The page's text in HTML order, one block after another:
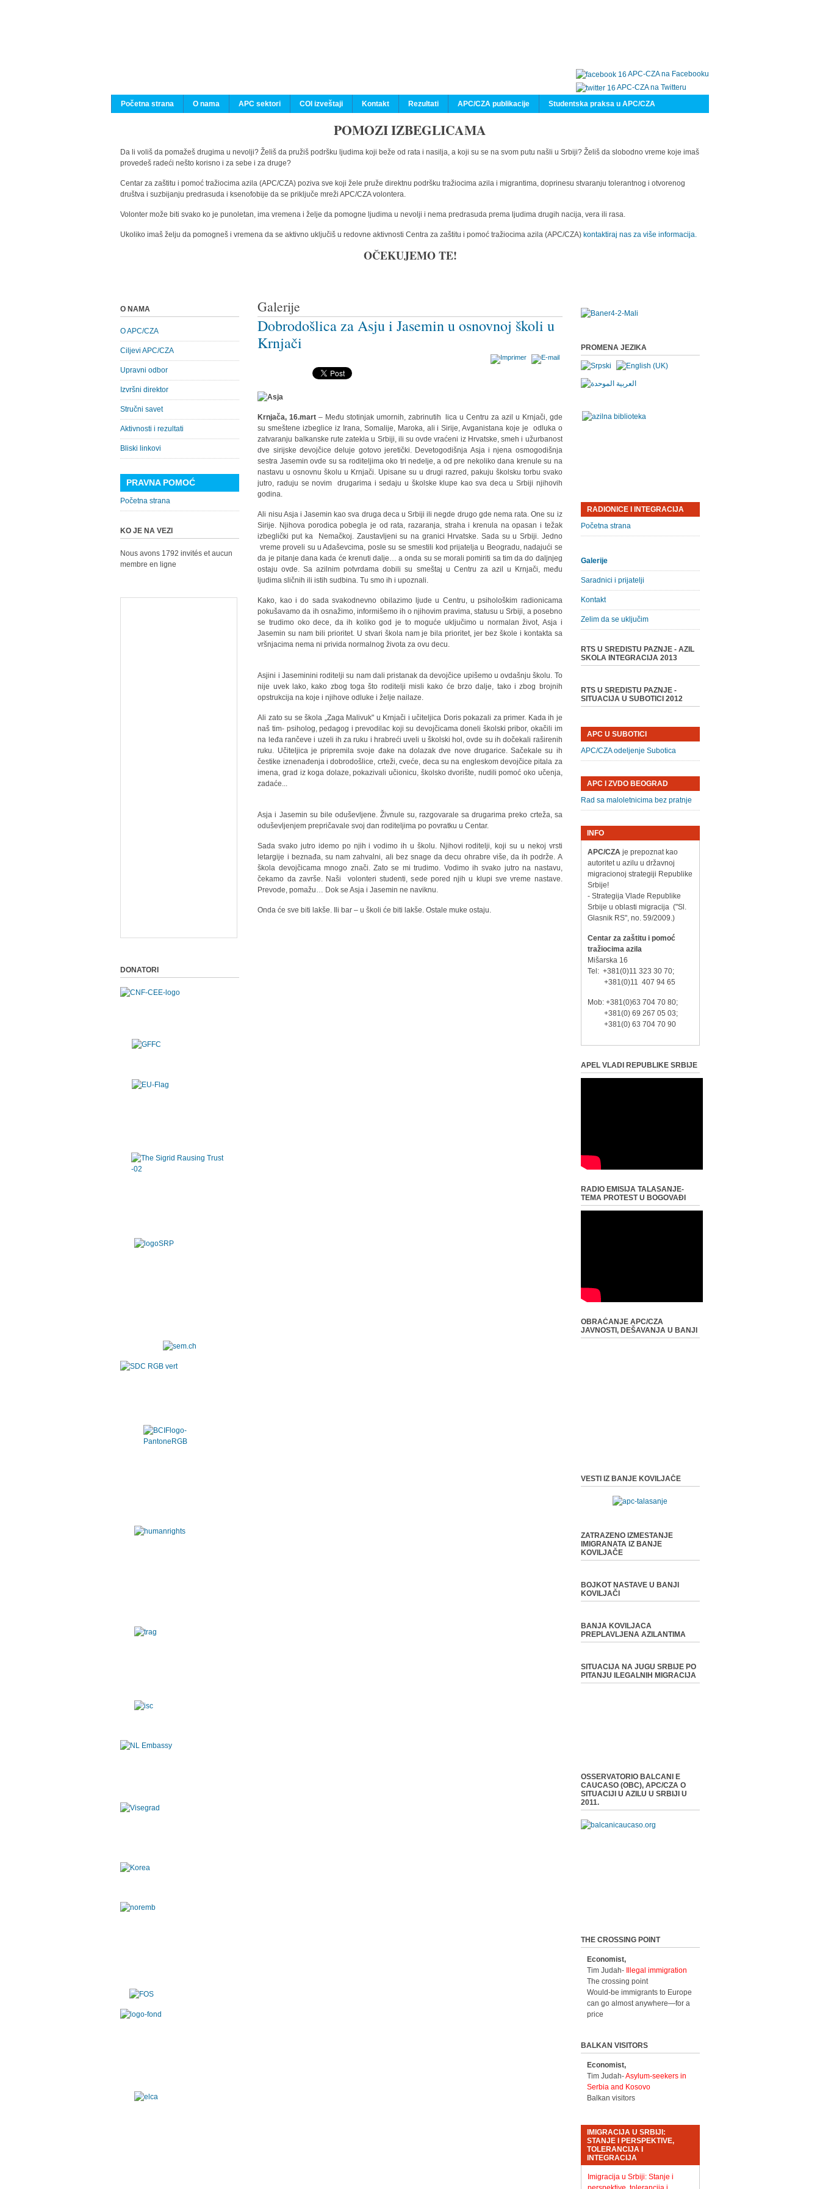
APC-CZA na Facebooku
APC-CZA na Twitteru
Početna strana
O nama APC sektori COI izveštaji Kontakt Rezultati APC/CZA publikacije Studentska praksa u APC/CZA
POMOZI IZBEGLICAMA
Da li voliš da pomažeš drugima u nevolji? Želiš da pružiš podršku ljudima koji beže od rata i nasilja, a koji su se na svom putu našli u Srbiji? Želiš da slobodno vreme koje imaš
provedeš radeći nešto korisno i za sebe i za druge?
Centar za zaštitu i pomoć tražiocima azila (APC/CZA) poziva sve koji žele pruže direktnu podršku tražiocima azila i migrantima, doprinesu stvaranju tolerantnog i otvorenog
društva i suzbijanju predrasuda i ksenofobije da se priključe mreži APC/CZA volontera.
Volonter može biti svako ko je punoletan, ima vremena i želje da pomogne ljudima u nevolji i nema predrasuda prema ljudima drugih nacija, vera ili rasa.
Ukoliko imaš želju da pomogneš i vremena da se aktivno uključiš u redovne aktivnosti Centra za zaštitu i pomoć tražiocima azila (APC/CZA) kontaktiraj nas za više informacija.
OČEKUJEMO TE!
Galerije
Dobrodošlica za Asju i Jasemin u osnovnoj školi u
Krnjači
Krnjača, 16.mart – Među stotinjak umornih, zabrinutih lica u Centru za azil u Krnjači, gde
su smeštene izbeglice iz Irana, Somalije, Maroka, ali i Sirije, Avganistana koje je odluka o
zatvaranju balkanske rute zatekla u Srbiji, ili su ovde vraćeni iz Hrvatske, smeh i užurbanost
dve sirijske devojčice deluje gotovo jeretički. Devetogodišnja Asja i njena osmogodišnja
sestra Jasemin ovde su sa roditeljima oko tri nedelje, a od pre nekoliko dana krenule su na
nastavu u osnovnu školu u Krnjači. Upisane su u drugi razred, pakuju školsku torbu svako
jutro, raduju se novim drugarima i sedaju u školske klupe kao sva deca u Srbiji njihovih
godina.
Ali nisu Asja i Jasemin kao sva druga deca u Srbiji ili negde drugo gde nema rata. One su iz
Sirije. Njihova porodica pobegla je od rata, razaranja, straha i krenula na opasan i težak
izbeglički put ka Nemačkoj. Zaustavljeni su na granici Hrvatske. Sada su u Srbiji. Jedno
vreme proveli su u Adaševcima, posle su se smestili kod prijatelja u Beogradu, nadajući se
da je pitanje dana kada će krenuti dalje… a onda su se morali pomiriti sa tim da do daljnjeg
ostaju ovde. Sa azilnim potvrdama dobili su smeštaj u Centru za azil u Krnjači, među
ljudima sličnih ili istih sudbina. Tu smo ih i upoznali.
Kako, kao i do sada svakodnevno obilazimo ljude u Centru, u psihološkim radionicama
pokušavamo da ih osnažimo, informišemo ih o njihovim pravima, statusu u Srbiji, a posebno
se trudimo oko dece, da ih koliko god je to moguće uključimo u normalan život, Asja i
Jasemin su nam bili prioritet. U stvari škola nam je bila prioritet, jer bez škole i kontakta sa
vršnjacima nema ni privida normalnog života za ovu decu.
Asjini i Jaseminini roditelji su nam dali pristanak da devojčice upišemo u ovdašnju školu. To
nije uvek lako, kako zbog toga što roditelji misli kako će brzo dalje, tako i zbog brojnih
opstrukcija na koje i njihove odluke i želje nailaze.
Ali zato su se škola „Zaga Malivuk" u Krnjači i učiteljica Doris pokazali za primer. Kada ih je
naš tim- psiholog, pedagog i prevodilac koji su devojčicama doneli školski pribor, okačili im
na leđa rančeve i uzeli ih za ruku i hrabreći uveli u školski hol, ovde su ih dočekali raširenih
ruku. Učiteljica je pripremila svoje đake na dolazak dve nove drugarice. Sačekale su ih
čestike iznenađenja i dobrodošlice, crteži, cveće, deca su na engleskom devojčice pitala za
imena, grad iz koga dolaze, pokazivali učionicu, školsko dvorište, nudili pomoć oko učenja,
zadaće...
Asja i Jasemin su bile oduševljene. Živnule su, razgovarale sa drugarima preko crteža, sa
oduševljenjem prepričavale svoj dan roditeljima po povratku u Centar.
Sada svako jutro idemo po njih i vodimo ih u školu. Njihovi roditelji, koji su u nekoj vrsti
letargije i beznađa, su nam zahvalni, ali bez snage da decu ohrabre više, da ih podrže. A
škola devojčicama mnogo znači. Zato se mi trudimo. Vodimo ih svako jutro na nastavu,
čekamo da završe. Naši volonteri studenti, sede pored njih u klupi sve vreme nastave.
Prevode, pomažu… Dok se Asja i Jasemin ne naviknu.
Onda će sve biti lakše. Ili bar – u školi će biti lakše. Ostale muke ostaju.
O NAMA
O APC/CZA
Ciljevi APC/CZA
Upravni odbor
Izvršni direktor
Stručni savet
Aktivnosti i rezultati
Bliski linkovi
PRAVNA POMOĆ
Početna strana
KO JE NA VEZI
Nous avons 1792 invités et aucun
membre en ligne
DONATORI
PROMENA JEZIKA
RADIONICE I INTEGRACIJA
Početna strana
Galerije
Saradnici i prijatelji
Kontakt
Zelim da se uključim
RTS U SREDISTU PAZNJE - AZIL
SKOLA INTEGRACIJA 2013
RTS U SREDISTU PAZNJE -
SITUACIJA U SUBOTICI 2012
APC U SUBOTICI
APC/CZA odeljenje Subotica
APC I ZVDO BEOGRAD
Rad sa maloletnicima bez pratnje
INFO
APC/CZAje prepoznat kao
autoritet u azilu u državnoj
migracionoj strategiji Republike
Srbije!
- Strategija Vlade Republike
Srbije u oblasti migracija ("Sl.
Glasnik RS", no. 59/2009.)
Centar za zaštitu i pomoć
tražiocima azila
Mišarska 16
Tel: +381(0)11 323 30 70;
+381(0)11 407 94 65
Mob: +381(0)63 704 70 80;
+381(0) 69 267 05 03;
+381(0) 63 704 70 90
APEL VLADI REPUBLIKE SRBIJE
RADIO EMISIJA TALASANJE-
TEMA PROTEST U BOGOVAĐI
OBRAĆANJE APC/CZA
JAVNOSTI, DEŠAVANJA U BANJI
VESTI IZ BANJE KOVILJAČE
ZATRAZENO IZMESTANJE
IMIGRANATA IZ BANJE
KOVILJAČE
BOJKOT NASTAVE U BANJI
KOVILJAČI
BANJA KOVILJACA
PREPLAVLJENA AZILANTIMA
SITUACIJA NA JUGU SRBIJE PO
PITANJU ILEGALNIH MIGRACIJA
OSSERVATORIO BALCANI E
CAUCASO (OBC), APC/CZA O
SITUACIJI U AZILU U SRBIJI U
2011.
THE CROSSING POINT
Economist,
Tim Judah-
Illegal immigration
The crossing point
Would-be immigrants to Europe
can go almost anywhere—for a
price
BALKAN VISITORS
Economist,
Tim Judah-Asylum-seekers in
Serbia and Kosovo
Balkan visitors
IMIGRACIJA U SRBIJI:
STANJE I PERSPEKTIVE,
TOLERANCIJA I
INTEGRACIJA
Imigracija u Srbiji: Stanje i